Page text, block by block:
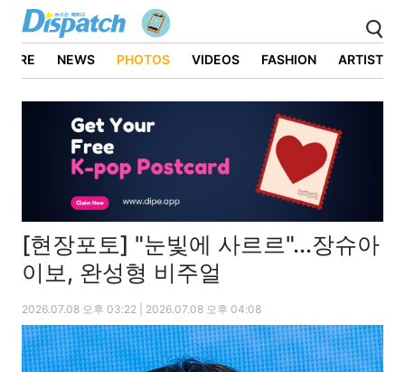
NEWS PHOTOS VIDEOS FASHION ARTIST
[현장포토] "눈빛에 사르르"...장슈아
이보, 완성형 비주얼
2026.07.08 오후 03:22 | 2026.07.08 오후 04:08